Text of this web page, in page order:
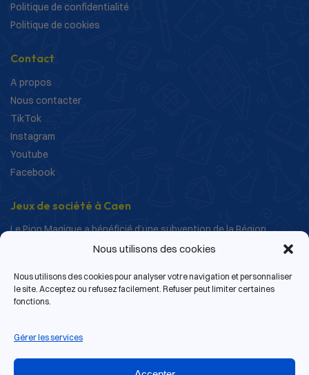
Nous utilisons des cookies
Nous utilisons des cookies pour analyser votre navigation et personnaliser
le site. Acceptez ou refusez facilement. Refuser peut limiter certaines
fonctions.
Gérer les services
Politique de confidentialité
Politique de cookies
Contact
A propos
Nous contacter
TikTok
Instagram
Youtube
Facebook
Jeux de société à Caen
Le Pion Magique a bénéficié d’une subvention de la Région
Normandie dans le cadre de ses actions de structuration et de